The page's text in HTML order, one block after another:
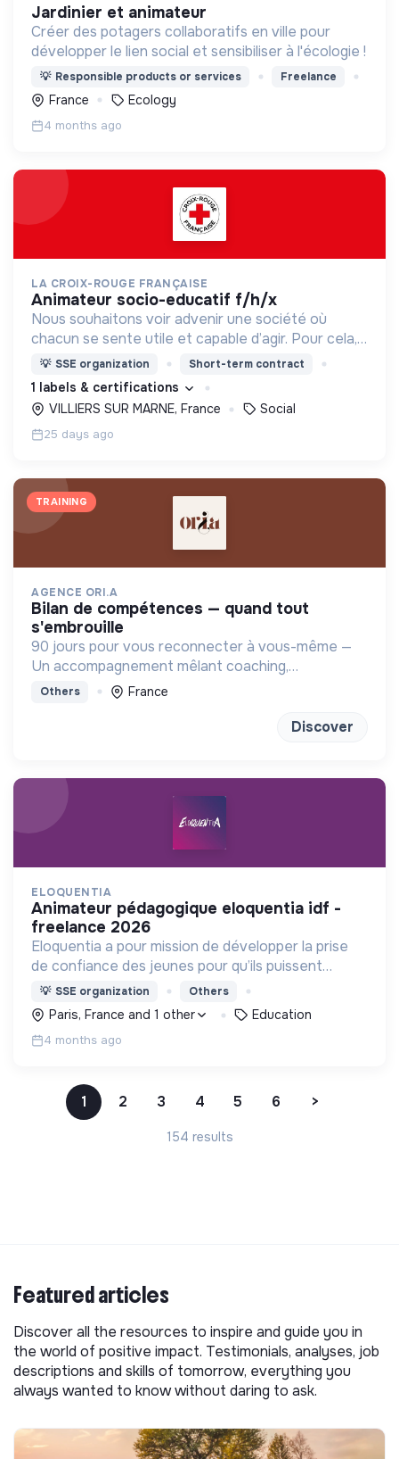
jardinier et animateur
Créer des potagers collaboratifs en ville pour
développer le lien social et sensibiliser à l'écologie !
💡 Responsible products or services Freelance
France Ecology
4 months ago
LA CROIX-ROUGE FRANÇAISE
animateur socio-educatif f/h/x
Nous souhaitons voir advenir une société où
chacun se sente utile et capable d’agir. Pour cela,
nous proposons des moyens et des lieux
d’engagement innovants et adaptés à tous.
💡 SSE organization Short-term contract
1 labels & certifications
VILLIERS SUR MARNE, France
Social
25 days ago
TRAINING
AGENCE ORI.A
bilan de compétences — quand tout
s'embrouille
90 jours pour vous reconnecter à vous-même —
Un accompagnement mêlant coaching,
sophrologie et outils introspectifs pour (re)trouver
Others France
Discover
ELOQUENTIA
animateur pédagogique eloquentia idf -
freelance 2026
Eloquentia a pour mission de développer la prise
de confiance des jeunes pour qu’ils puissent
porter leurs voix et leurs idées. C'est +15 000
formés/an, 36 équipes concours mondial, 300
bénévoles.
💡 SSE organization Others
Paris, France and 1 other Education
4 months ago
1 2 3 4 5 6 >
154 results
Featured articles
Discover all the resources to inspire and guide you in
the world of positive impact. Testimonials, analyses, job
descriptions and skills of tomorrow, everything you
always wanted to know without daring to ask.